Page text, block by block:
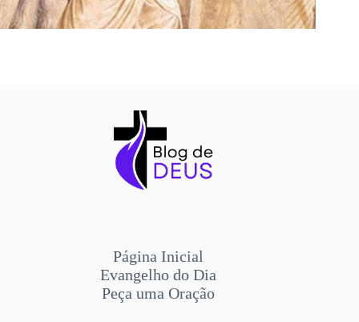
Página Inicial
Evangelho do Dia
Peça uma Oração